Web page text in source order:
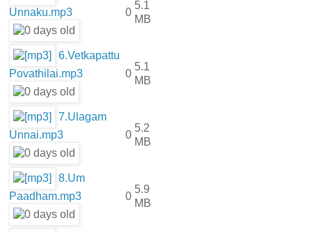
Unnaku.mp3
0
5.1
MB
6.Vetkapattu
Povathilai.mp3
0
5.1
MB
7.Ulagam
Unnai.mp3
0
5.2
MB
8.Um
Paadham.mp3
0
5.9
MB